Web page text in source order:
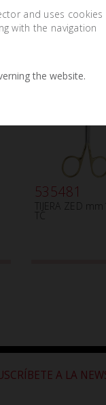
535481
TIJERA ZED
TC
A LA
and uses cookies
with the navigation
the website.